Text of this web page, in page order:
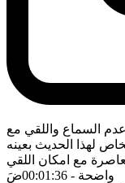
السماع واللقي مع
لهذا الحديث بعينه
مع امكان اللقي
واضحة - 00:01:36 ضَ